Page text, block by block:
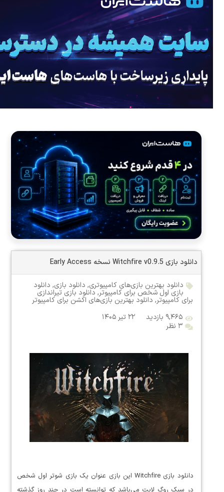
دانلود بازی Witchfire v0.9.5 نسخه Early Access
دانلود بهترین بازی‌های کامپیوتری, دانلود بازی, دانلود
بازی اول شخص برای کامپیوتر, دانلود بازی تیراندازی
برای کامپیوتر, دانلود بهترین بازی‌های اکشن برای کامپیوتر
۹,۴۶۵ بازدید
۲۲ تیر ۱۴۰۵
۳ نظر
دانلود بازی Witchfire این بازی عنوان یک بازی شوتر اول شخص